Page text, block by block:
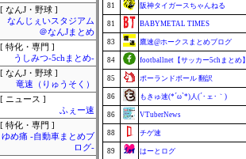
[ なんJ・野球 ]
なんじぇいスタジアム
＠なんJまとめ
[ 特化・専門 ]
うしみつ-5chまとめ-
[ なんJ・野球 ]
竜速（りゅうそく）
[ ニュース ]
ふぇー速
[ 特化・専門 ]
ゆめ痛 -自動車まとめブ
ログ-
81 阪神タイガースちゃんねる
81 BABYMETAL TIMES
83 鷹速@ホークスまとめブログ
84 footballnet【サッカー5chまとめ】
85 ポーランドボール 翻訳
86 もきゅ速(*´ω`*)人(´･ェ･｀)
86 VTuberNews
88 チゲ速
89 はーとログ